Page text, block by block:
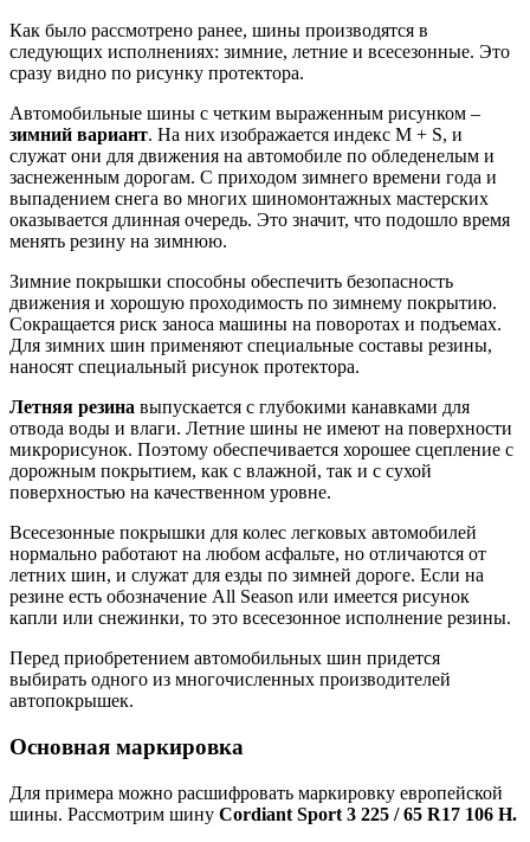
Как было рассмотрено ранее, шины производятся в
следующих исполнениях: зимние, летние и всесезонные. Это
сразу видно по рисунку протектора.
Автомобильные шины с четким выраженным рисунком –
зимний вариант. На них изображается индекс М + S, и
служат они для движения на автомобиле по обледенелым и
заснеженным дорогам. С приходом зимнего времени года и
выпадением снега во многих шиномонтажных мастерских
оказывается длинная очередь. Это значит, что подошло время
менять резину на зимнюю.
Зимние покрышки способны обеспечить безопасность
движения и хорошую проходимость по зимнему покрытию.
Сокращается риск заноса машины на поворотах и подъемах.
Для зимних шин применяют специальные составы резины,
наносят специальный рисунок протектора.
Летняя резина выпускается с глубокими канавками для
отвода воды и влаги. Летние шины не имеют на поверхности
микрорисунок. Поэтому обеспечивается хорошее сцепление с
дорожным покрытием, как с влажной, так и с сухой
поверхностью на качественном уровне.
Всесезонные покрышки для колес легковых автомобилей
нормально работают на любом асфальте, но отличаются от
летних шин, и служат для езды по зимней дороге. Если на
резине есть обозначение All Season или имеется рисунок
капли или снежинки, то это всесезонное исполнение резины.
Перед приобретением автомобильных шин придется
выбирать одного из многочисленных производителей
автопокрышек.
Основная маркировка
Для примера можно расшифровать маркировку европейской
шины. Рассмотрим шину Cordiant Sport 3 225 / 65 R17 106 H.